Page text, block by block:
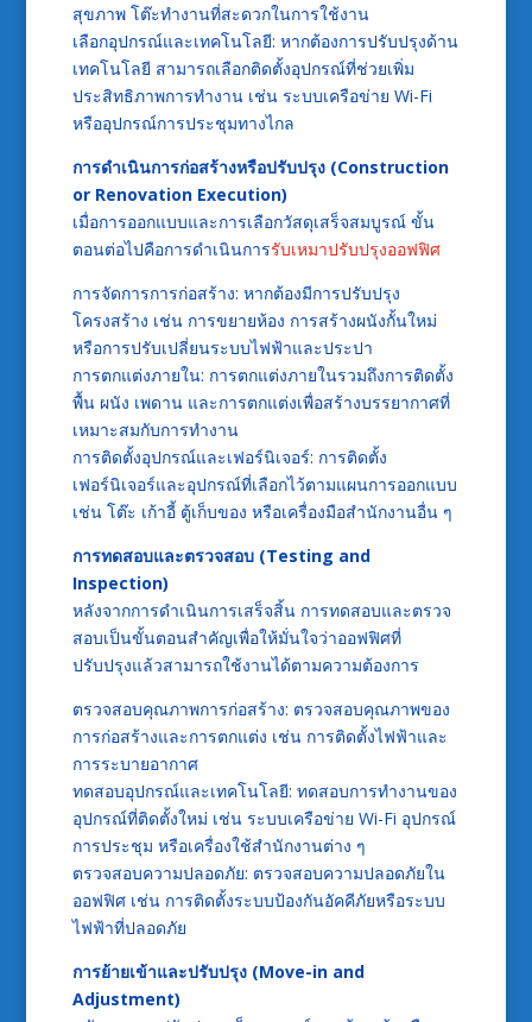
สุขภาพ โต๊ะทำงานที่สะดวกในการใช้งาน
เลือกอุปกรณ์และเทคโนโลยี: หากต้องการปรับปรุงด้าน
เทคโนโลยี สามารถเลือกติดตั้งอุปกรณ์ที่ช่วยเพิ่ม
ประสิทธิภาพการทำงาน เช่น ระบบเครือข่าย Wi-Fi
หรืออุปกรณ์การประชุมทางไกล
การดำเนินการก่อสร้างหรือปรับปรุง (Construction
or Renovation Execution)
เมื่อการออกแบบและการเลือกวัสดุเสร็จสมบูรณ์ ขั้น
ตอนต่อไปคือการดำเนินการรับเหมาปรับปรุงออฟฟิศ
การจัดการการก่อสร้าง: หากต้องมีการปรับปรุง
โครงสร้าง เช่น การขยายห้อง การสร้างผนังกั้นใหม่
หรือการปรับเปลี่ยนระบบไฟฟ้าและประปา
การตกแต่งภายใน: การตกแต่งภายในรวมถึงการติดตั้ง
พื้น ผนัง เพดาน และการตกแต่งเพื่อสร้างบรรยากาศที่
เหมาะสมกับการทำงาน
การติดตั้งอุปกรณ์และเฟอร์นิเจอร์: การติดตั้ง
เฟอร์นิเจอร์และอุปกรณ์ที่เลือกไว้ตามแผนการออกแบบ
เช่น โต๊ะ เก้าอี้ ตู้เก็บของ หรือเครื่องมือสำนักงานอื่น ๆ
การทดสอบและตรวจสอบ (Testing and
Inspection)
หลังจากการดำเนินการเสร็จสิ้น การทดสอบและตรวจ
สอบเป็นขั้นตอนสำคัญเพื่อให้มั่นใจว่าออฟฟิศที่
ปรับปรุงแล้วสามารถใช้งานได้ตามความต้องการ
ตรวจสอบคุณภาพการก่อสร้าง: ตรวจสอบคุณภาพของ
การก่อสร้างและการตกแต่ง เช่น การติดตั้งไฟฟ้าและ
การระบายอากาศ
ทดสอบอุปกรณ์และเทคโนโลยี: ทดสอบการทำงานของ
อุปกรณ์ที่ติดตั้งใหม่ เช่น ระบบเครือข่าย Wi-Fi อุปกรณ์
การประชุม หรือเครื่องใช้สำนักงานต่าง ๆ
ตรวจสอบความปลอดภัย: ตรวจสอบความปลอดภัยใน
ออฟฟิศ เช่น การติดตั้งระบบป้องกันอัคคีภัยหรือระบบ
ไฟฟ้าที่ปลอดภัย
การย้ายเข้าและปรับปรุง (Move-in and
Adjustment)